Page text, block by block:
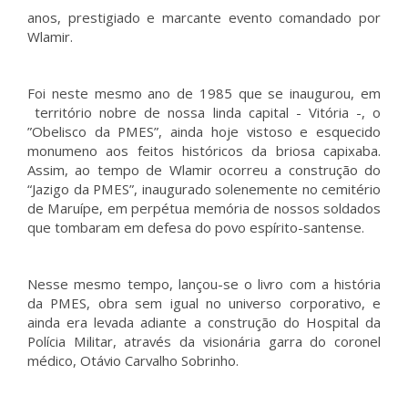
anos, prestigiado e marcante evento comandado por
Wlamir.
Foi neste mesmo ano de 1985 que se inaugurou, em
território nobre de nossa linda capital - Vitória -, o
”Obelisco da PMES”, ainda hoje vistoso e esquecido
monumeno aos feitos históricos da briosa capixaba.
Assim, ao tempo de Wlamir ocorreu a construção do
“Jazigo da PMES”, inaugurado solenemente no cemitério
de Maruípe, em perpétua memória de nossos soldados
que tombaram em defesa do povo espírito-santense.
Nesse mesmo tempo, lançou-se o livro com a história
da PMES, obra sem igual no universo corporativo, e
ainda era levada adiante a construção do Hospital da
Polícia Militar, através da visionária garra do coronel
médico, Otávio Carvalho Sobrinho.